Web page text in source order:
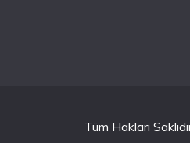
Tüm Hakları